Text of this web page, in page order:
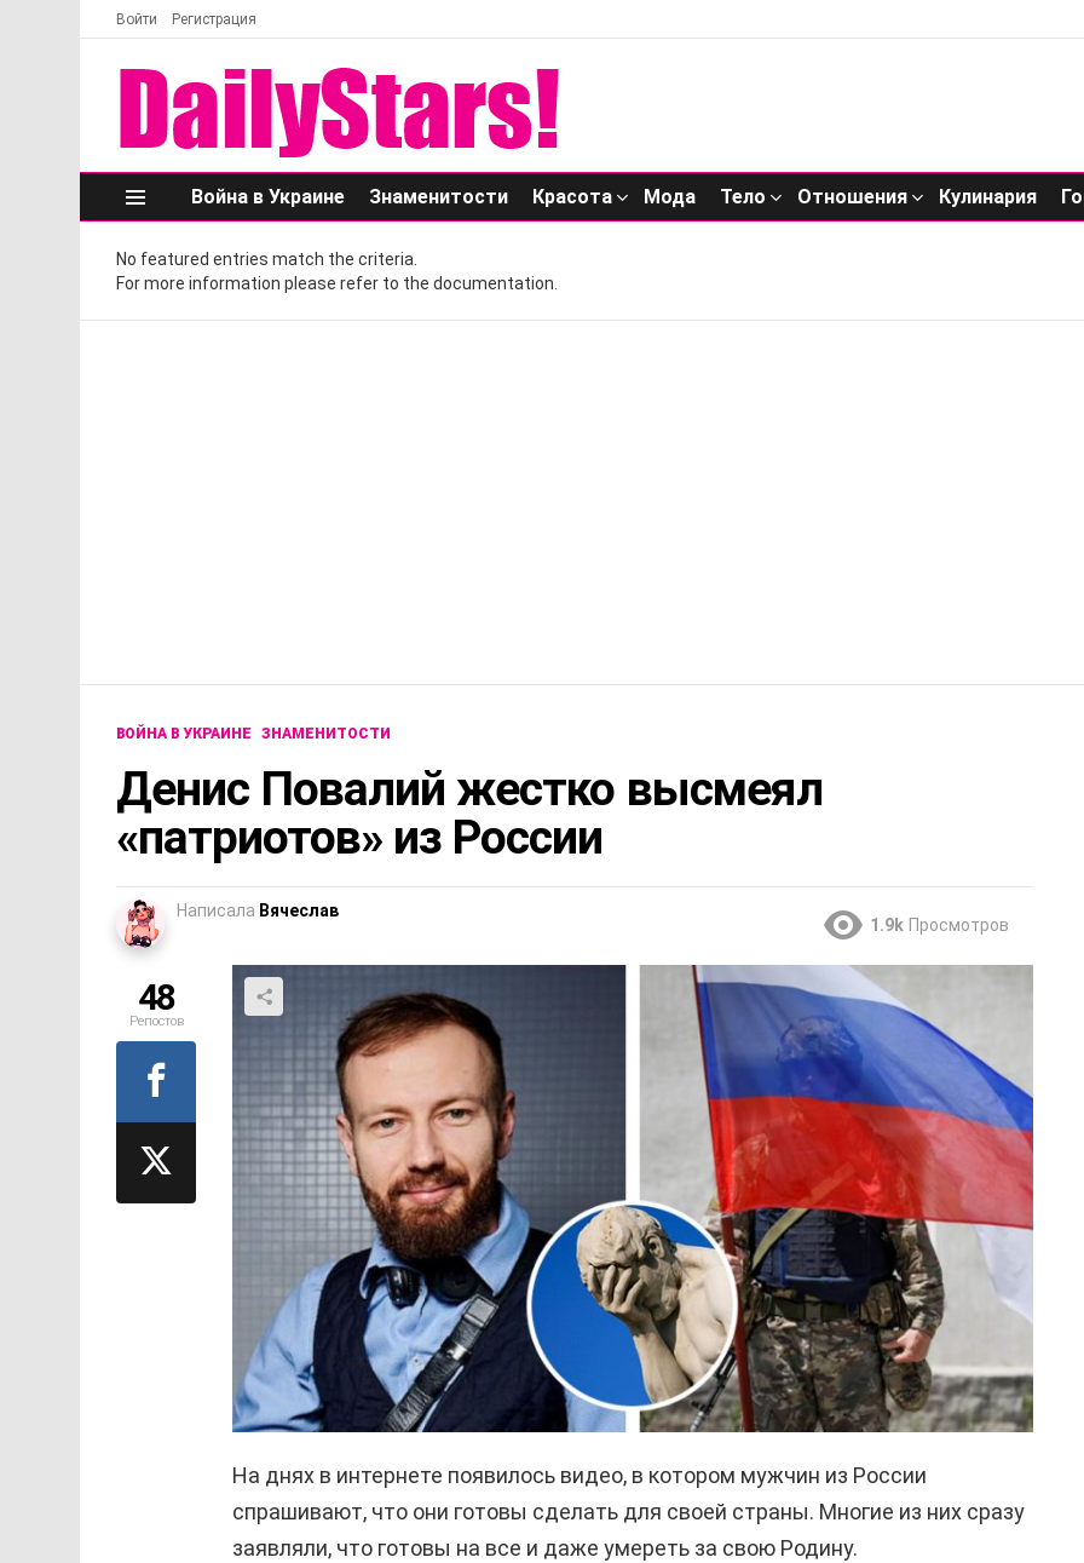
Войти Регистрация
Меню
Война в Украине Знаменитости Красота Мода Тело Отношения Кулинария
No featured entries match the criteria.
For more information please refer to the documentation.
ВОЙНА В УКРАИНЕ ЗНАМЕНИТОСТИ
Денис Повалий жестко высмеял
«патриотов» из России
Написала Вячеслав
1.9k Просмотров
На днях в интернете появилось видео, в котором мужчин из России
спрашивают, что они готовы сделать для своей страны. Многие из них сразу
заявляли, что готовы на все и даже умереть за свою Родину.
48
Репостов